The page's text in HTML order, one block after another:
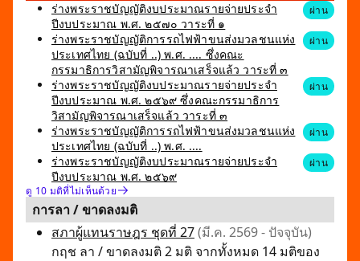
ร่างพระราชบัญญัติงบประมาณรายจ่ายประจำ
ปีงบประมาณ พ.ศ. ๒๕๗๐ วาระที่ ๑
ผ่าน
ร่างพระราชบัญญัติการรถไฟฟ้าขนส่งมวลชนแห่ง
ประเทศไทย (ฉบับที่ ..) พ.ศ. .... ซึ่งคณะ
กรรมาธิการวิสามัญพิจารณาเสร็จแล้ว วาระที่ ๓
ผ่าน
ร่างพระราชบัญญัติงบประมาณรายจ่ายประจำ
ปีงบประมาณ พ.ศ. ๒๕๖๙ ซึ่งคณะกรรมาธิการ
วิสามัญพิจารณาเสร็จแล้ว วาระที่ ๓
ผ่าน
ร่างพระราชบัญญัติการรถไฟฟ้าขนส่งมวลชนแห่ง
ประเทศไทย (ฉบับที่ ..) พ.ศ. ....
ผ่าน
ร่างพระราชบัญญัติงบประมาณรายจ่ายประจำ
ปีงบประมาณ พ.ศ. ๒๕๖๙
ผ่าน
ดู 10 มติที่ไม่เห็นด้วย
การลา / ขาดลงมติ
สภาผู้แทนราษฎร ชุดที่ 27(มี.ค. 2569 - ปัจจุบัน)
กฤช ลา / ขาดลงมติ 2 มติ จากทั้งหมด 14 มติของ